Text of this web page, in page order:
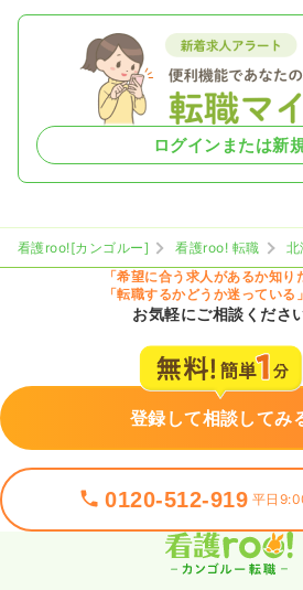
ログインまたは新
看護roo![カンゴルー] 看護roo! 転職 北
「希望に合う求人があるか知り
「転職するかどうか迷っている
お気軽にご相談くださ
登録して相談してみ
0120-512-919 平日